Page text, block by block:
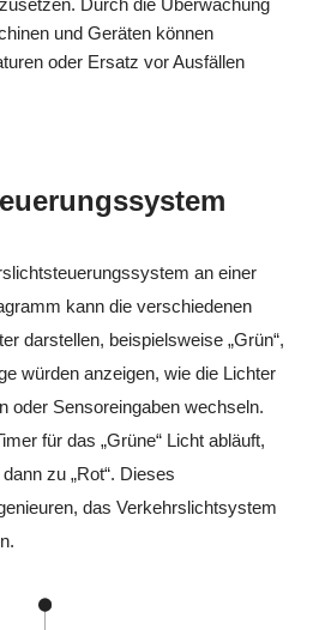
Durch die Überwachung
und Geräten können
oder Ersatz vor Ausfällen
an einer
kann die verschiedenen
darstellen, beispielsweise „Grün“,
würden anzeigen, wie die Lichter
oder Sensoreingaben wechseln.
für das „Grüne“ Licht abläuft,
zu „Rot“. Dieses
das Verkehrslichtsystem